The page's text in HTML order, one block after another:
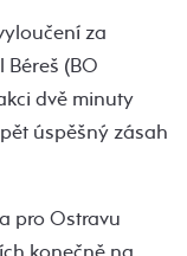
za
(BO
dvě minuty
úspěšný zásah
pro Ostravu